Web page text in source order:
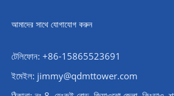
আমাদের সাথে যোগাযোগ করুন
টেলিফোন: +86-15865523691
ইমেইল: jimmy@qdmttower.com